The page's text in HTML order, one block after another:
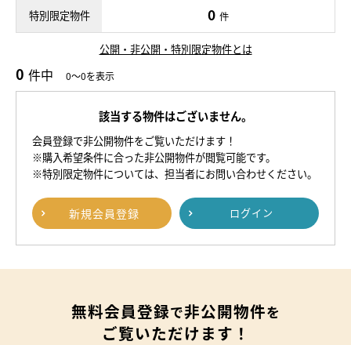
特別限定物件 0 件
公開・非公開・特別限定物件とは
0 件中 0～0を表示
該当する物件はございません。
会員登録で非公開物件をご覧いただけます！
※購入希望条件に合った非公開物件が閲覧可能です。
※特別限定物件については、担当者にお問い合わせください。
新規会員登録 ログイン
無料会員登録で非公開物件を
ご覧いただけます！